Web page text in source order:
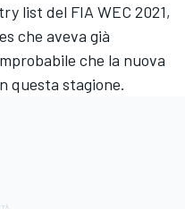
list del FIA WEC 2021,
che aveva già
che la nuova
questa stagione.